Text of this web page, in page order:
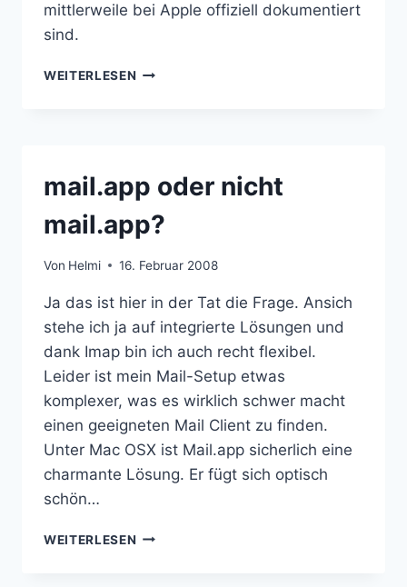
mittlerweile bei Apple offiziell dokumentiert
sind.
WEITERLESEN MAIL.APP
mail.app oder nicht
mail.app?
Von Helmi 16. Februar 2008
Ja das ist hier in der Tat die Frage. Ansich
stehe ich ja auf integrierte Lösungen und
dank Imap bin ich auch recht flexibel.
Leider ist mein Mail-Setup etwas
komplexer, was es wirklich schwer macht
einen geeigneten Mail Client zu finden.
Unter Mac OSX ist Mail.app sicherlich eine
charmante Lösung. Er fügt sich optisch
schön…
WEITERLESEN MAIL.APP